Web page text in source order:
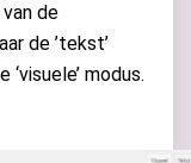
de
de ’tekst’
modus.